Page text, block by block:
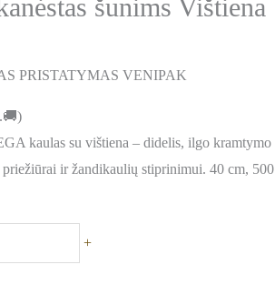
šunims Vištiena
PRISTATYMAS VENIPAK
kaulas su vištiena – didelis, ilgo kramtymo
priežiūrai ir žandikaulių stiprinimui. 40 cm, 500
+